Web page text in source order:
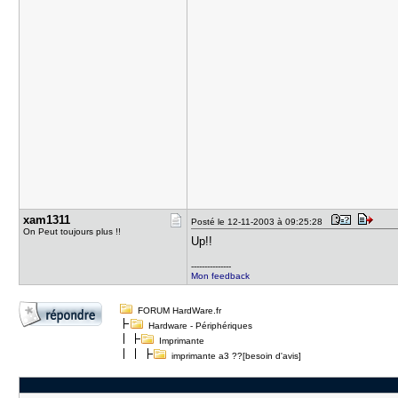
xam1311
On Peut toujours plus !!
Posté le 12-11-2003 à 09:25:28
Up!!
---------------
Mon feedback
FORUM HardWare.fr
Hardware - Périphériques
Imprimante
imprimante a3 ??[besoin d'avis]